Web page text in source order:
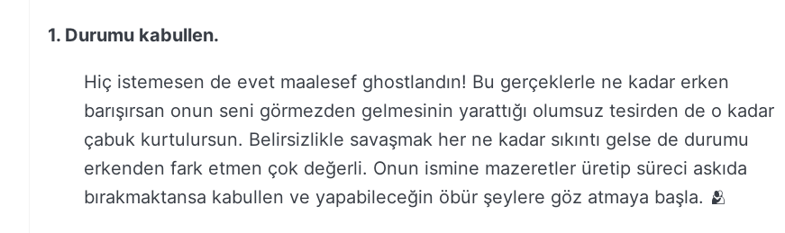
1. Durumu kabullen.
Hiç istemesen de evet maalesef ghostlandın! Bu gerçeklerle ne kadar erken
barışırsan onun seni görmezden gelmesinin yarattığı olumsuz tesirden de o kadar
çabuk kurtulursun. Belirsizlikle savaşmak her ne kadar sıkıntı gelse de durumu
erkenden fark etmen çok değerli. Onun ismine mazeretler üretip süreci askıda
bırakmaktansa kabullen ve yapabileceğin öbür şeylere göz atmaya başla. 🫂